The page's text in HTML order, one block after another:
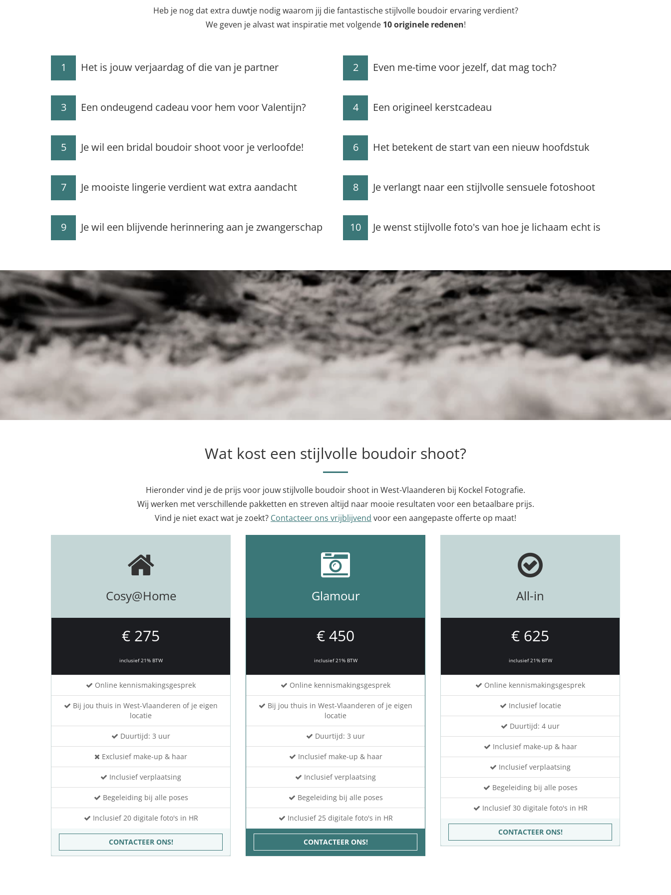
Heb je nog dat extra duwtje nodig waarom jij die fantastische stijlvolle boudoir ervaring verdient?
We geven je alvast wat inspiratie met volgende 10 originele redenen!
1 Het is jouw verjaardag of die van je partner 2 Even me-time voor jezelf, dat mag toch?
3 Een ondeugend cadeau voor hem voor Valentijn? 4 Een origineel kerstcadeau
5 Je wil een bridal boudoir shoot voor je verloofde! 6 Het betekent de start van een nieuw hoofdstuk
7 Je mooiste lingerie verdient wat extra aandacht 8 Je verlangt naar een stijlvolle sensuele fotoshoot
9 Je wil een blijvende herinnering aan je zwangerschap 10 Je wenst stijlvolle foto's van hoe je lichaam echt is
Wat kost een stijlvolle boudoir shoot?
Hieronder vind je de prijs voor jouw stijlvolle boudoir shoot in West-Vlaanderen bij Kockel Fotografie.
Wij werken met verschillende pakketten en streven altijd naar mooie resultaten voor een betaalbare prijs.
Vind je niet exact wat je zoekt? Contacteer ons vrijblijvend voor een aangepaste offerte op maat!
Cosy@Home
€ 275
inclusief 21% BTW
Online kennismakingsgesprek
Bij jou thuis in West-Vlaanderen of je eigen
locatie
Duurtijd: 3 uur
Exclusief make-up & haar
Inclusief verplaatsing
Begeleiding bij alle poses
Inclusief 20 digitale foto's in HR
CONTACTEER ONS!
Glamour
€ 450
inclusief 21% BTW
Online kennismakingsgesprek
Bij jou thuis in West-Vlaanderen of je eigen
locatie
Duurtijd: 3 uur
Inclusief make-up & haar
Inclusief verplaatsing
Begeleiding bij alle poses
Inclusief 25 digitale foto's in HR
CONTACTEER ONS!
All-in
€ 625
inclusief 21% BTW
Online kennismakingsgesprek
Inclusief locatie
Duurtijd: 4 uur
Inclusief make-up & haar
Inclusief verplaatsing
Begeleiding bij alle poses
Inclusief 30 digitale foto's in HR
CONTACTEER ONS!